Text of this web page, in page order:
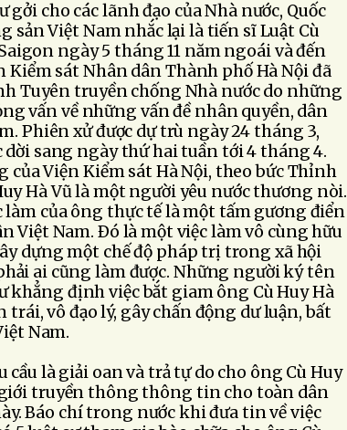
cho các lãnh đạo của Nhà nước, Quốc
sản Việt Nam nhắc lại là tiến sĩ Luật Cù
ngày 5 tháng 11 năm ngoái và đến
Kiểm sát Nhân dân Thành phố Hà Nội đã
Tuyên truyền chống Nhà nước do những
vấn về những vấn đề nhân quyền, dân
Phiên xử được dự trù ngày 24 tháng 3,
dời sang ngày thứ hai tuần tới 4 tháng 4.
của Viện Kiểm sát Hà Nội, theo bức Thỉnh
Hà Vũ là một người yêu nước thương nòi.
làm của ông thực tế là một tấm gương điển
Việt Nam. Ðó là một việc làm vô cùng hữu
dựng một chế độ pháp trị trong xã hội
ai cũng làm được. Những người ký tên
khẳng định việc bắt giam ông Cù Huy Hà
trái, vô đạo lý, gây chấn động dư luận, bất
Nam.
là giải oan và trả tự do cho ông Cù Huy
truyền thông thông tin cho toàn dân
Báo chí trong nước khi đưa tin về việc